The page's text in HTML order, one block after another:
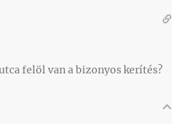
felöl van a bizonyos kerítés?